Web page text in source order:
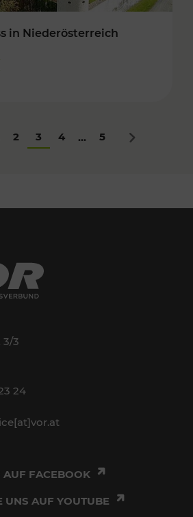
in Niederösterreich
2 3 4 ... 5 Nächstes
3/3
24
AUF FACEBOOK
UNS AUF YOUTUBE